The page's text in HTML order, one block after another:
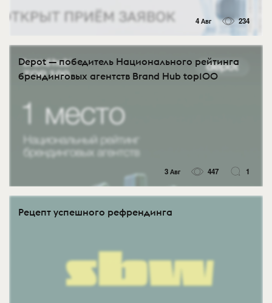
4 Авг 234
Depot — победитель Национального рейтинга
брендинговых агентств Brand Hub top100
3 Авг 447 1
Рецепт успешного рефрендинга